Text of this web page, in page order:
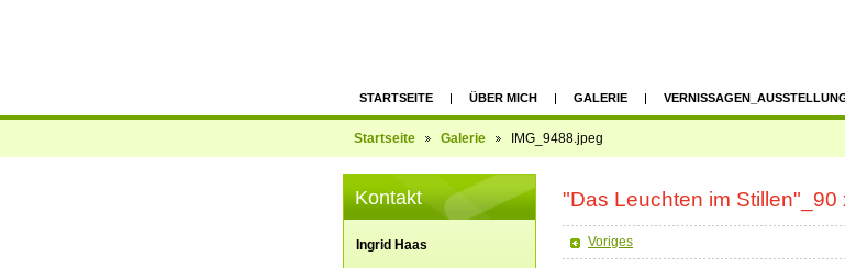
STARTSEITE ÜBER MICH GALERIE
SCHREIBEN SIE MIR
Startseite Galerie IMG_9488.jpeg
"Das Leuchten im
Voriges
Kontakt
Ingrid Haas